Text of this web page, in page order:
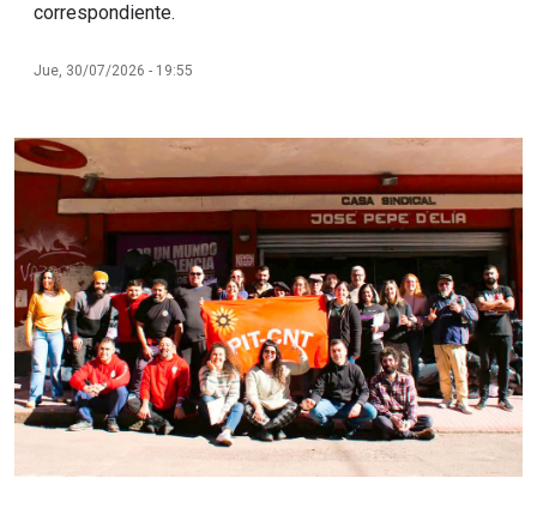
correspondiente.
Jue, 30/07/2026 - 19:55
Imagen